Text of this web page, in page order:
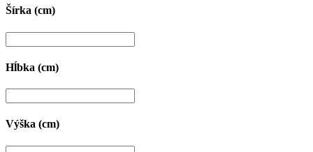
Šírka (cm)
Hĺbka (cm)
Výška (cm)